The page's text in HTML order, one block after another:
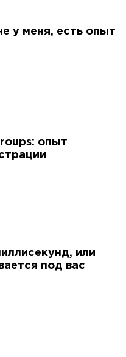
у меня, есть опыт
опыт
или
под вас